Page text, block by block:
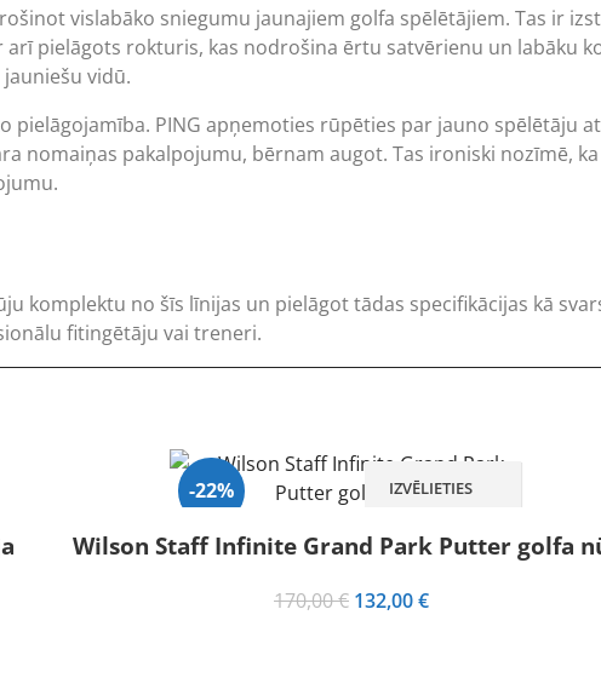
vislabāko sniegumu jaunajiem golfa spēlētājiem. Tas ir
pielāgots rokturis, kas nodrošina ērtu satvērienu un labāku
vidū.
pielāgojamība. PING apņemoties rūpēties par jauno spēlētāju
nomaiņas pakalpojumu, bērnam augot. Tas ironiski nozīmē,
komplektu no šīs līnijas un pielāgot tādas specifikācijas kā
fitingētāju vai treneri.
-22% IZVĒLIETIES
Wilson Staff Infinite Grand Park Putter golfa
170,00€ Original
132,00€Current